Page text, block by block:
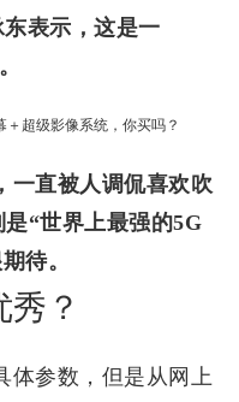
表示，这是一
一直被人调侃喜欢吹
“世界上最强的5G
待。
？
体参数，但是从网上